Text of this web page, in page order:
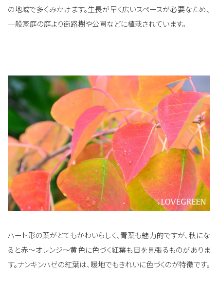
の地域で多くみかけます。生長が早く広いスペースが必要なため、
一般家庭の庭より街路樹や公園などに植栽されています。
ハート形の葉がとてもかわいらしく、青葉も魅力的ですが、秋にな
ると赤～オレンジ～黄色に色づく紅葉も目を見張るものがありま
す。ナンキンハゼの紅葉は、暖地でもきれいに色づくのが特徴です。